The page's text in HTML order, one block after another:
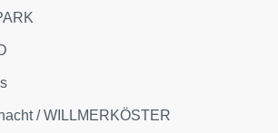
/ WILLMERKÖSTER